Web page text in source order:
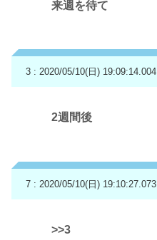
来週を待て
3 : 2020/05/10(日) 19:09:14.004
2週間後
7 : 2020/05/10(日) 19:10:27.073
>>3